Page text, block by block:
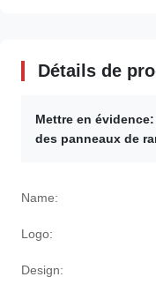
Détails de
Mettre en évidence:
des panneaux de
Name:
Logo:
Design: